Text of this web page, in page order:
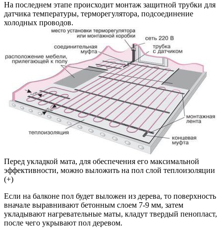
На последнем этапе происходит монтаж защитной трубки для
датчика температуры, терморегулятора, подсоединение
холодных проводов.
Перед укладкой мата, для обеспечения его максимальной
эффективности, можно выложить на пол слой теплоизоляции
(+)
Если на балконе пол будет выложен из дерева, то поверхность
вначале выравнивают бетонным слоем 7-9 мм, затем
укладывают нагревательные маты, кладут твердый пенопласт,
после чего укрывают пол деревом.